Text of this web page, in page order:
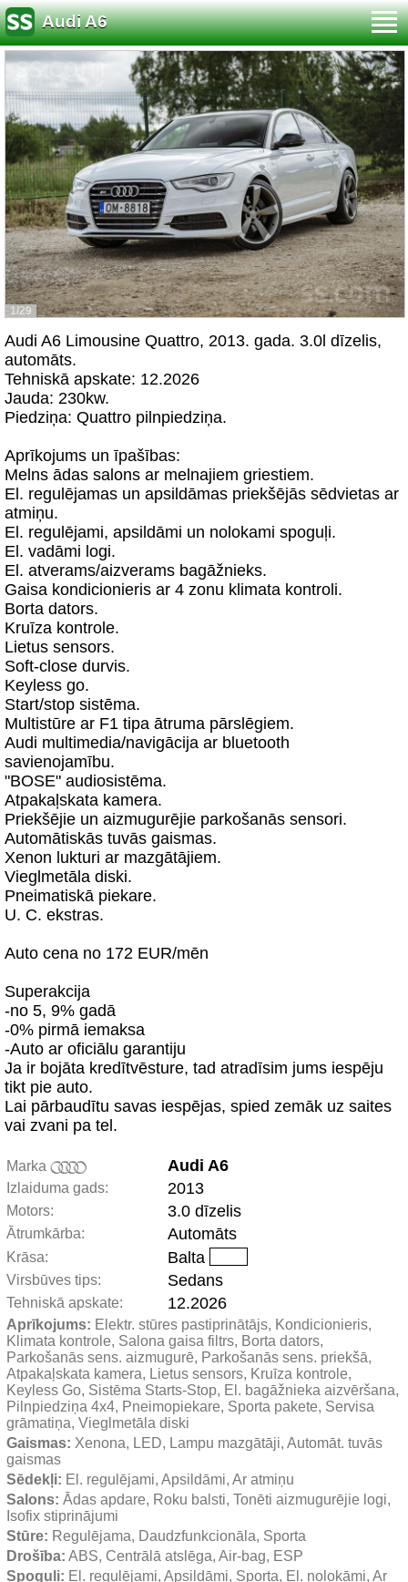
Audi A6
1/29
Audi A6 Limousine Quattro, 2013. gada. 3.0l dīzelis,
automāts.
Tehniskā apskate: 12.2026
Jauda: 230kw.
Piedziņa: Quattro pilnpiedziņa.
Aprīkojums un īpašības:
Melns ādas salons ar melnajiem griestiem.
El. regulējamas un apsildāmas priekšējās sēdvietas ar
atmiņu.
El. regulējami, apsildāmi un nolokami spoguļi.
El. vadāmi logi.
El. atverams/aizverams bagāžnieks.
Gaisa kondicionieris ar 4 zonu klimata kontroli.
Borta dators.
Kruīza kontrole.
Lietus sensors.
Soft-close durvis.
Keyless go.
Start/stop sistēma.
Multistūre ar F1 tipa ātruma pārslēgiem.
Audi multimedia/navigācija ar bluetooth
savienojamību.
"BOSE" audiosistēma.
Atpakaļskata kamera.
Priekšējie un aizmugurējie parkošanās sensori.
Automātiskās tuvās gaismas.
Xenon lukturi ar mazgātājiem.
Vieglmetāla diski.
Pneimatiskā piekare.
U. C. ekstras.
Auto cena no 172 EUR/mēn
Superakcija
-no 5, 9% gadā
-0% pirmā iemaksa
-Auto ar oficiālu garantiju
Ja ir bojāta kredītvēsture, tad atradīsim jums iespēju
tikt pie auto.
Lai pārbaudītu savas iespējas, spied zemāk uz saites
vai zvani pa tel.
Marka Audi A6
Izlaiduma gads: 2013
Motors: 3.0 dīzelis
Ātrumkārba: Automāts
Krāsa: Balta
Virsbūves tips: Sedans
Tehniskā apskate: 12.2026
Aprīkojums: Elektr. stūres pastiprinātājs, Kondicionieris,
Klimata kontrole, Salona gaisa filtrs, Borta dators,
Parkošanās sens. aizmugurē, Parkošanās sens. priekšā,
Atpakaļskata kamera, Lietus sensors, Kruīza kontrole,
Keyless Go, Sistēma Starts-Stop, El. bagāžnieka aizvēršana,
Pilnpiedziņa 4x4, Pneimopiekare, Sporta pakete, Servisa
grāmatiņa, Vieglmetāla diski
Gaismas: Xenona, LED, Lampu mazgātāji, Automāt. tuvās
gaismas
Sēdekļi: El. regulējami, Apsildāmi, Ar atmiņu
Salons: Ādas apdare, Roku balsti, Tonēti aizmugurējie logi,
Isofix stiprinājumi
Stūre: Regulējama, Daudzfunkcionāla, Sporta
Drošība: ABS, Centrālā atslēga, Air-bag, ESP
Spoguļi: El. regulējami, Apsildāmi, Sporta, El. nolokāmi, Ar